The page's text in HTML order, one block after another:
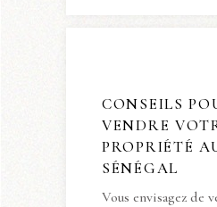
CONSEILS
VENDRE
PROPRIÉTÉ
SÉNÉGAL
Vous envisagez de